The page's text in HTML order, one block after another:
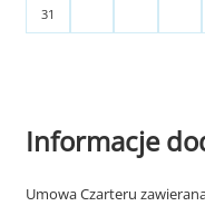
31
Informacje
Umowa Czarteru